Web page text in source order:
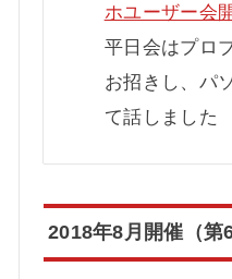
ホユーザー会
平日会はプロ
お招きし、パ
て話しました
2018年8月開催（第